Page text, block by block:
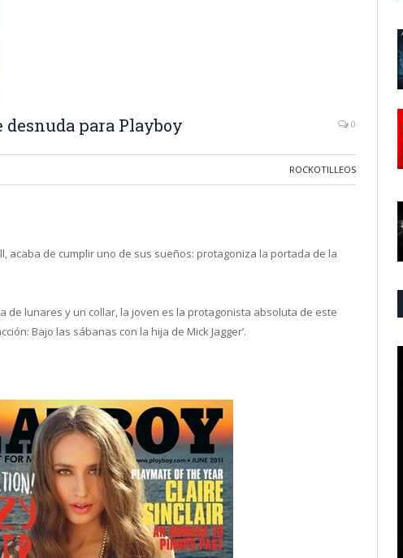
desnuda para Playboy 0
ROCKOTILLEOS
acaba de cumplir uno de sus sueños: protagoniza la portada de la
de lunares y un collar, la joven es la protagonista absoluta de este
Bajo las sábanas con la hija de Mick Jagger’.